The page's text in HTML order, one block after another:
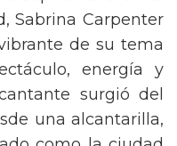
Sabrina Carpenter
de su tema
energía y
surgió del
una alcantarilla,